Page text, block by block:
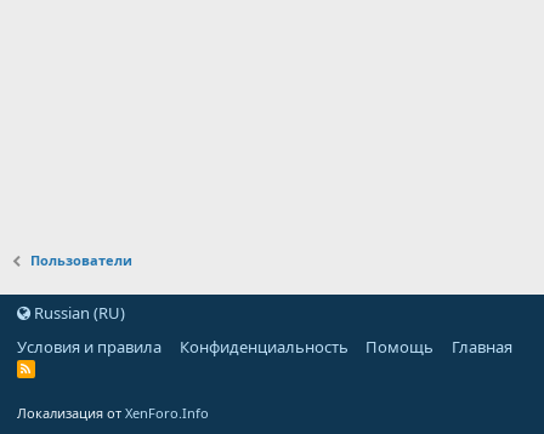
Пользователи
Russian (RU)
Условия и правила
Конфиденциальность Помощь Главная
Локализация от XenForo.Info